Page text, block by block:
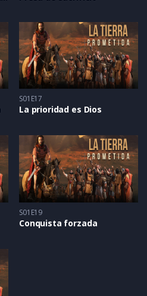
S01E17
La prioridad es Dios
S01E19
Conquista forzada